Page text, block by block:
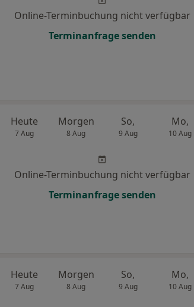
Online-Terminbuchung nicht verfügbar
Terminanfrage senden
Heute
7 Aug
Morgen
8 Aug
So,
9 Aug
Mo,
10 Aug
Online-Terminbuchung nicht verfügbar
Terminanfrage senden
Heute
7 Aug
Morgen
8 Aug
So,
9 Aug
Mo,
10 Aug